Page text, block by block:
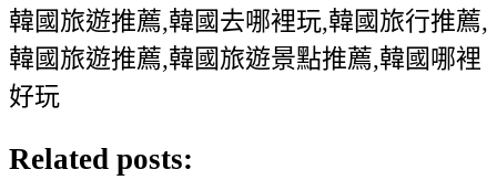
韓國旅遊推薦,韓國去哪裡玩,韓國旅行推薦,
韓國旅遊推薦,韓國旅遊景點推薦,韓國哪裡
好玩
Related posts: